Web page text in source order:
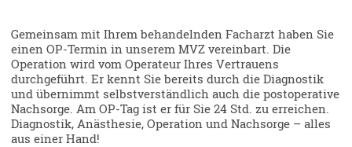
Gemeinsam mit Ihrem behandelnden Facharzt haben Sie
einen OP-Termin in unserem MVZ vereinbart. Die
Operation wird vom Operateur Ihres Vertrauens
durchgeführt. Er kennt Sie bereits durch die Diagnostik
und übernimmt selbstverständlich auch die postoperative
Nachsorge. Am OP-Tag ist er für Sie 24 Std. zu erreichen.
Diagnostik, Anästhesie, Operation und Nachsorge – alles
aus einer Hand!